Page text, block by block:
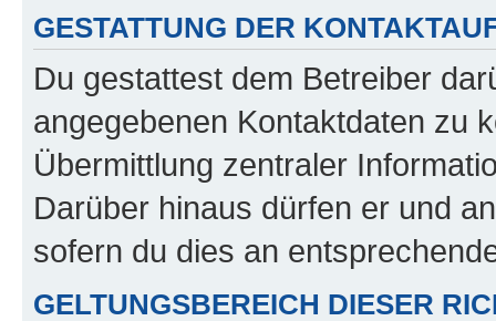
GESTATTUNG DER
Du gestattest dem Betreiber
angegebenen Kontaktdaten zu
Übermittlung zentraler
Darüber hinaus dürfen er und
sofern du dies an
GELTUNGSBEREICH DIESER